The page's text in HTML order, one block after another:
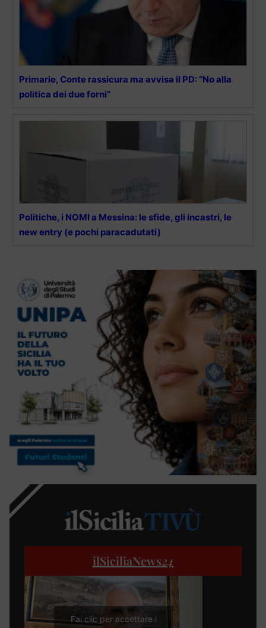
Primarie, Conte rassicura ma avvisa il PD: “No alla
politica dei due forni”
Politiche, i NOMI a Messina: le sfide, gli incastri, le
new entry (e pochi paracadutati)
ilSiciliaNews24
Fai clic per accettare i